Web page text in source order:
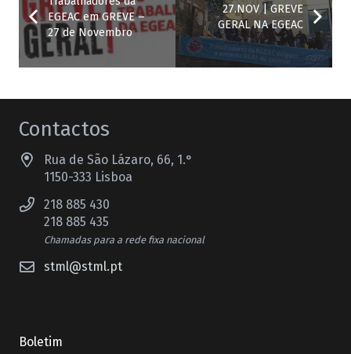
EGEAC em GREVE –
27 de Novembro
27.NOV | GREVE
GERAL NA EGEAC
Contactos
Rua de São Lázaro, 66, 1.°
1150-333 Lisboa
218 885 430
218 885 435
Chamadas para a rede fixa nacional
stml@stml.pt
Boletim